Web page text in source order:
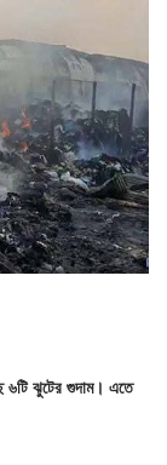
৬টি ঝুটের গুদাম। এতে